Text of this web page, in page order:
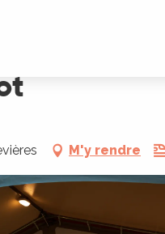
M'y rendre